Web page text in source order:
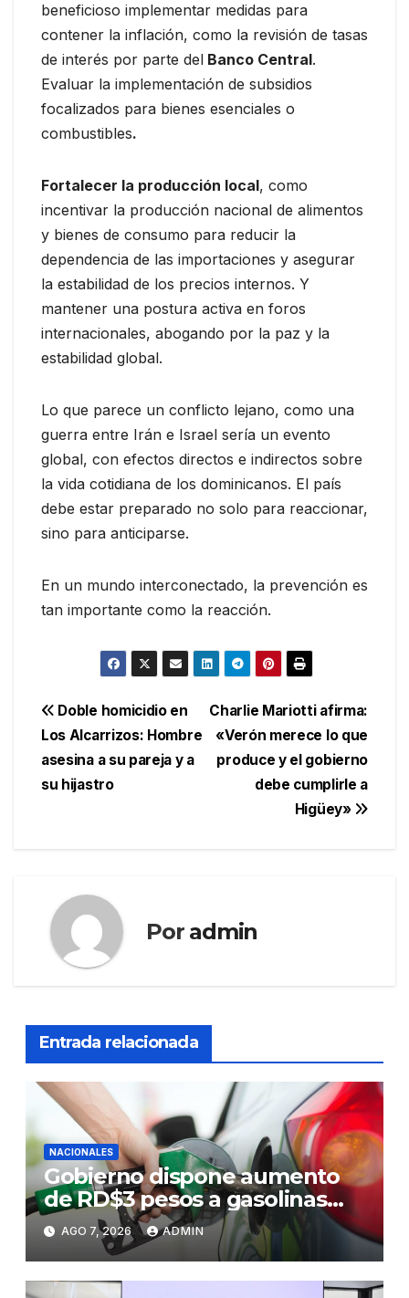
beneficioso implementar medidas para
contener la inflación, como la revisión de tasas
de interés por parte del Banco Central.
Evaluar la implementación de subsidios
focalizados para bienes esenciales o
combustibles.
Fortalecer la producción local, como
incentivar la producción nacional de alimentos
y bienes de consumo para reducir la
dependencia de las importaciones y asegurar
la estabilidad de los precios internos. Y
mantener una postura activa en foros
internacionales, abogando por la paz y la
estabilidad global.
Lo que parece un conflicto lejano, como una
guerra entre Irán e Israel sería un evento
global, con efectos directos e indirectos sobre
la vida cotidiana de los dominicanos. El país
debe estar preparado no solo para reaccionar,
sino para anticiparse.
En un mundo interconectado, la prevención es
tan importante como la reacción.
Navegación
de
entradas
Charlie Mariotti afirma:
«Verón merece lo que
produce y el gobierno
debe cumplirle a
Higüey»
Doble homicidio en
Los Alcarrizos: Hombre
asesina a su pareja y a
su hijastro
Por admin
Entrada relacionada
NACIONALES
Gobierno dispone aumento
de RD$3 pesos a gasolinas
premium y regular
AGO 7, 2026 ADMIN